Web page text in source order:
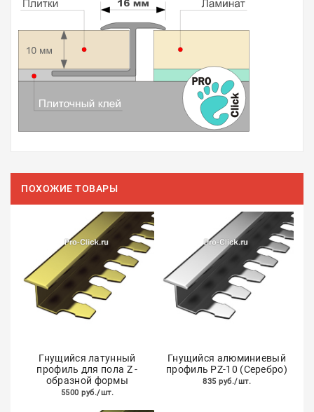
ПОХОЖИЕ ТОВАРЫ
Гнущийся латунный
профиль для пола Z -
образной формы
5500 руб./шт.
Гнущийся алюминиевый
профиль PZ-10 (Серебро)
835 руб./шт.